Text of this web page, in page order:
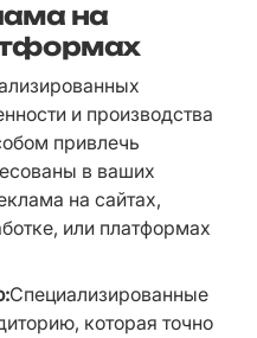
на
и производства
привлечь
в ваших
на сайтах,
или платформах
Специализированные
которая точно